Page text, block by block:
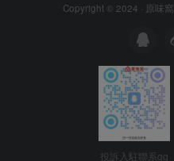
Copyright © 2024 · 原味窩
投訴入駐聯系qq